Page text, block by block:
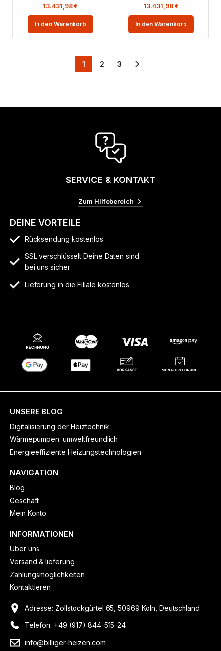
13.431,98 €
In den Warenkorb
13.431,98 €
In den Warenkorb
1 2 3
SERVICE & KONTAKT
Zum Hilfebereich
DEINE VORTEILE
Rücksendung kostenlos
SSL verschlüsselt Deine Daten sind
bei uns sicher
Lieferung in die Filiale kostenlos
UNSERE BLOG
Digitalisierung der Heiztechnik
Wärmepumpen: umweltfreundlich
Energieeffiziente Heizungstechnologien
NAVIGATION
Blog
Geschäft
Mein Konto
INFORMATIONEN
Über uns
Versand & lieferung
Zahlungsmöglichkeiten
Kontaktieren
Adresse: Zollstockgürtel 65, 50969 Köln, Deutschland
Telefon: +49 (917) 844-515-24
info@billiger-heizen.com